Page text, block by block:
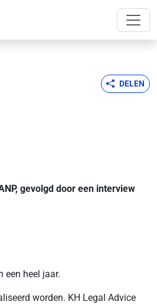
DELEN
gevolgd door een interview
een heel jaar.
worden. KH Legal Advice